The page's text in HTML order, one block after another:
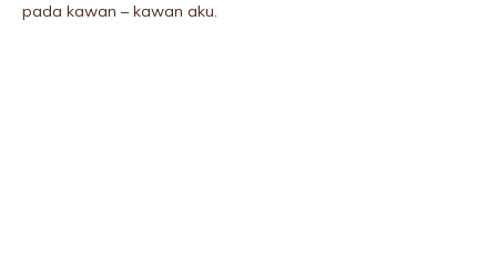
pada kawan – kawan aku.